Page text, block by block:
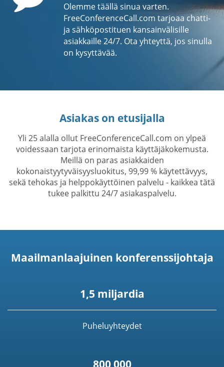
Olemme täällä sinua varten.
FreeConferenceCall.com tarjoaa chatti-
ja sähköpostituen kansainvälisille
asiakkaille 24/7. Ota yhteyttä, jos sinulla
on kysyttävää.
Asiakas on etusijalla
Yli 25 alalla ollut FreeConferenceCall.com on ylpeä
voidessaan tarjota erinomaista käyttäjäkokemusta.
Meillä on paras asiakkaiden
kokonaistyytyväisyysluokitus, 99,99 % käytettävyys,
sekä tehokas ja helppokäyttöinen palvelu - kaikkea tätä
tukee palkittu 24/7 asiakaspalvelu.
Maailmanlaajuinen konferenssijohtaja
1,5 miljardia
Puheluyhteydet
800 000